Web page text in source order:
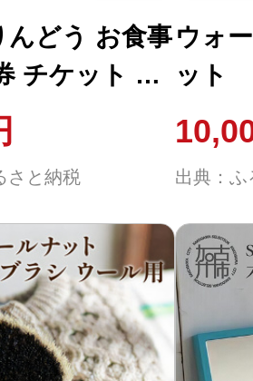
せ
んどう お食事
チケット レ
本料理 》
さと納税
ウォ
ット
出典：ふ